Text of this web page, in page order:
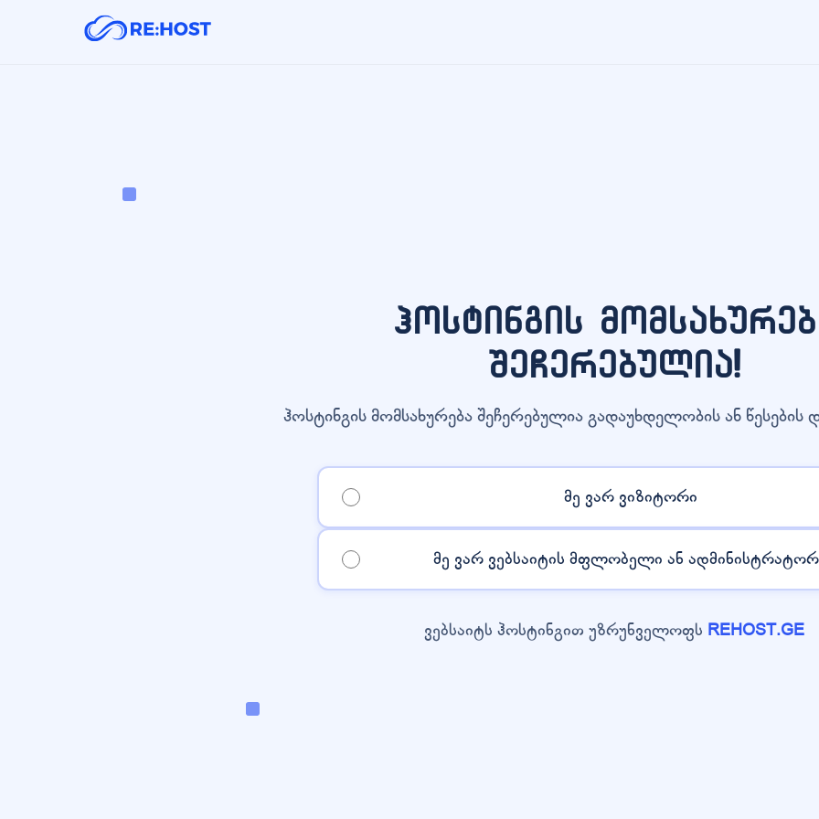
ჰოსტინგის
შეჩერებულია!
ჰოსტინგის მომსახურება შეჩერებულია გადაუხდელობის ან წესების
მე ვარ ვიზიტორი
მე ვარ ვებსაიტის მფლობელი ან
ვებსაიტს ჰოსტინგით უზრუნველოფს REHOST.GE